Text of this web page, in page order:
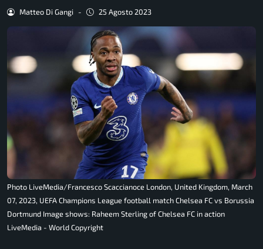
Matteo Di Gangi - 25 Agosto 2023
Photo LiveMedia/Francesco Scaccianoce London, United Kingdom, March
07, 2023, UEFA Champions League football match Chelsea FC vs Borussia
Dortmund Image shows: Raheem Sterling of Chelsea FC in action
LiveMedia - World Copyright